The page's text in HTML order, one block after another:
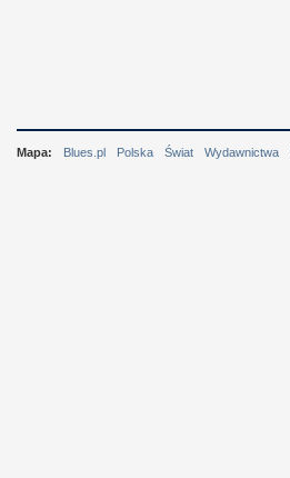
Mapa: Blues.pl Polska Świat Wydawnictwa